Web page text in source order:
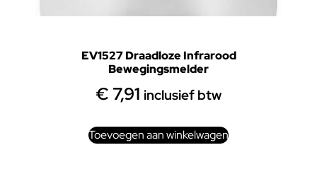
EV1527 Draadloze Infrarood
Bewegingsmelder
€ 7,91 inclusief btw
Toevoegen aan winkelwagen